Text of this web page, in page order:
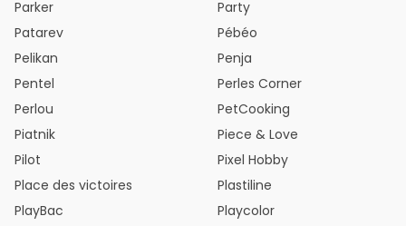
Parker
Party
Patarev
Pébéo
Pelikan
Penja
Pentel
Perles Corner
Perlou
PetCooking
Piatnik
Piece & Love
Pilot
Pixel Hobby
Place des victoires
Plastiline
PlayBac
Playcolor